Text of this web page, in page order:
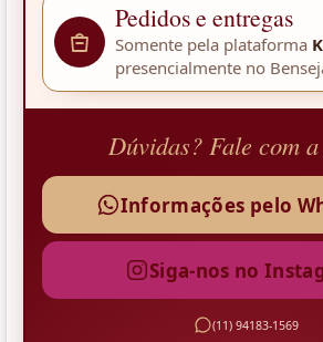
Pedidos e entregas
Somente pela plataforma
presencialmente no
Dúvidas? Fale com a
Informações pelo
Siga-nos no
(11) 94183-1569